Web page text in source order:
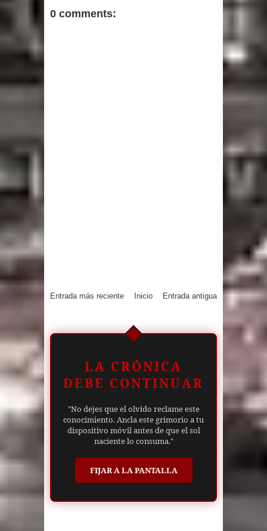
0 comments:
Entrada más reciente Entrada antigua
Inicio
LA CRÓNICA
DEBE CONTINUAR
"No dejes que el olvido reclame este
conocimiento. Ancla este grimorio a tu
dispositivo móvil antes de que el sol
naciente lo consuma."
FIJAR A LA PANTALLA